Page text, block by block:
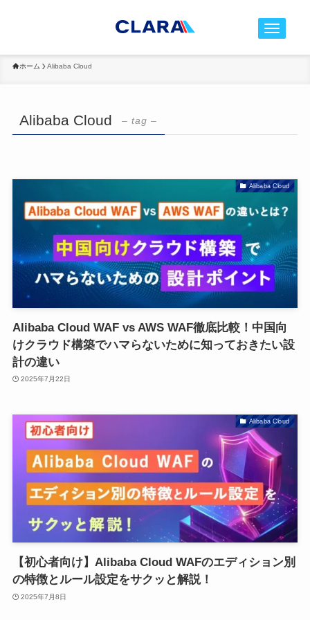
t
n
i
g
t
i
o
n
ホーム Alibaba Cloud
Alibaba Cloud – tag –
Alibaba Cloud
Alibaba Cloud WAF vs AWS WAF徹底比較！中国向
けクラウド構築でハマらないために知っておきたい設
計の違い
2025年7月22日
Alibaba Cloud
【初心者向け】Alibaba Cloud WAFのエディション別
の特徴とルール設定をサクッと解説！
2025年7月8日